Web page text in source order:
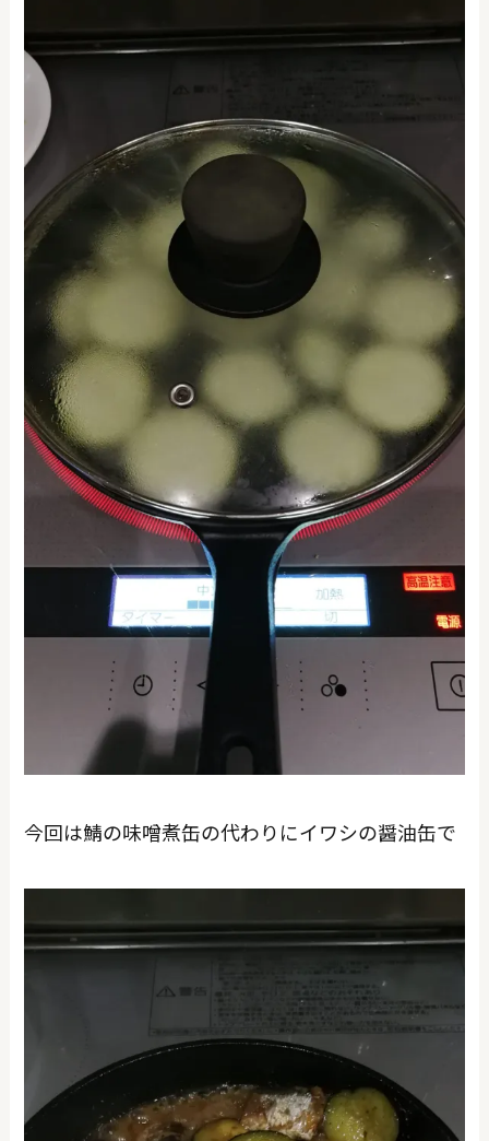
今回は鯖の味噌煮缶の代わりにイワシの醤油缶で